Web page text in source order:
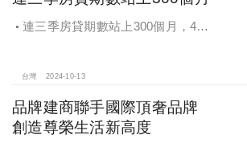
連三季房貸期數站上300個月，4都
台灣 2024-10-13
品牌建商聯手國際頂奢品牌
創造尊榮生活新高度